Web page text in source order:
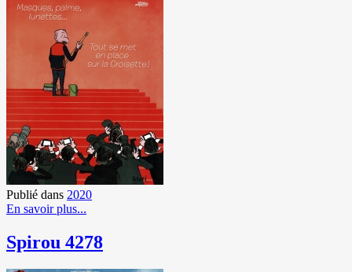
Publié dans 2020
En savoir plus...
Spirou 4278